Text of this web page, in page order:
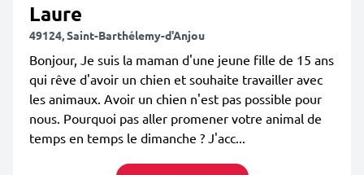
Laure
49124, Saint-Barthélemy-d'Anjou
Bonjour, Je suis la maman d'une jeune fille de 15 ans
qui rêve d'avoir un chien et souhaite travailler avec
les animaux. Avoir un chien n'est pas possible pour
nous. Pourquoi pas aller promener votre animal de
temps en temps le dimanche ? J'acc...